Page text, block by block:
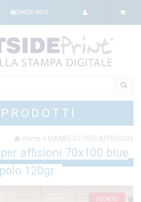
CHIEDI INFO
PRODOTTI
Home > MANIFESTI PER AFFISSIONI
affisioni 70x100 blue
120gr
SCONTO